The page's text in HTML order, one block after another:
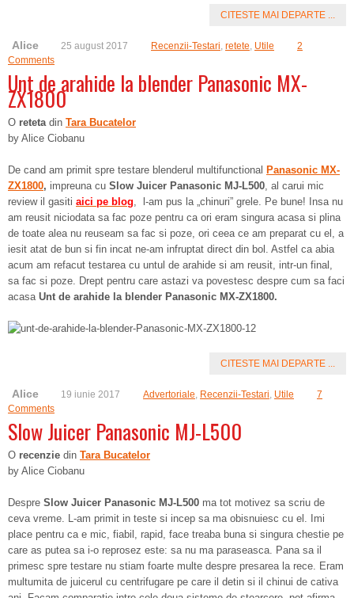
CITESTE MAI DEPARTE ...
Alice 25 august 2017 Recenzii-Testari, retete, Utile
2
Comments
Unt de arahide la blender Panasonic MX-
ZX1800
O retetadin Tara Bucatelor
by Alice Ciobanu
De cand am primit spre testare blenderul multifunctional Panasonic MX-
ZX1800, impreuna cu Slow Juicer Panasonic MJ-L500, al carui mic
review il gasiti aici pe blog,
l-am pus la „chinuri” grele. Pe bune! Insa nu
am reusit niciodata sa fac poze pentru ca ori eram singura acasa si plina
de toate alea nu reuseam sa fac si poze, ori ceea ce am preparat cu el, a
iesit atat de bun si fin incat ne-am infruptat direct din bol. Astfel ca abia
acum am refacut testarea cu untul de arahide si am reusit, intr-un final,
sa fac si poze. Drept pentru care astazi va povestesc despre cum sa faci
acasa Unt de arahide la blender Panasonic MX-ZX1800.
CITESTE MAI DEPARTE ...
Alice 19 iunie 2017 Advertoriale, Recenzii-Testari, Utile
7
Comments
Slow Juicer Panasonic MJ-L500
O recenzie din Tara Bucatelor
by Alice Ciobanu
Despre Slow Juicer Panasonic MJ-L500 ma tot motivez sa scriu de
ceva vreme. L-am primit in teste si incep sa ma obisnuiesc cu el. Imi
place pentru ca e mic, fiabil, rapid, face treaba buna si singura chestie pe
care as putea sa i-o reprosez este: sa nu ma paraseasca. Pana sa il
primesc spre testare nu stiam foarte multe despre presarea la rece. Eram
multumita de juicerul cu centrifugare pe care il detin si il chinui de cativa